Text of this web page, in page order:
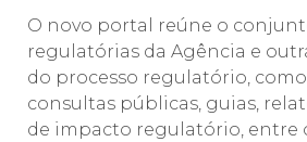
O novo portal reúne o
regulatórias da Agência e
do processo regulatório,
consultas públicas, guias,
de impacto regulatório, entre